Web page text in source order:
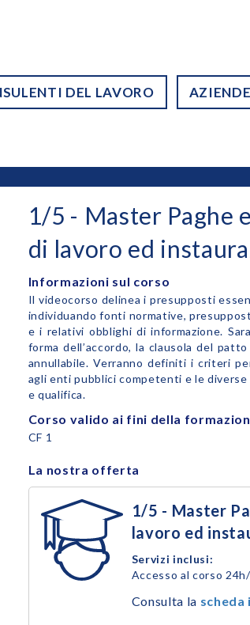
DEL LAVORO AZIENDE
1/5 - Master Paghe
di lavoro ed
Informazioni sul corso
Il videocorso delinea i presupposti
individuando fonti normative,
e i relativi obblighi di informazione.
forma dell’accordo, la clausola del
annullabile. Verranno definiti i criteri
agli enti pubblici competenti e le
e qualifica.
Corso valido ai fini della
CF 1
La nostra offerta
1/5 - Master
lavoro ed
Servizi inclusi:
Accesso al corso
Consulta la